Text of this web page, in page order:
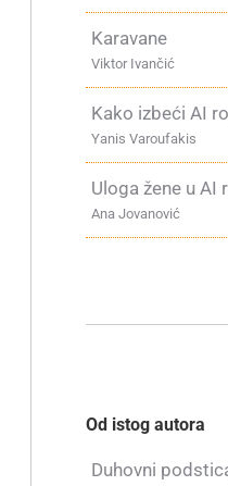
Karavane
Viktor Ivančić
Kako izbeći AI
Yanis Varoufakis
Uloga žene u AI
Ana Jovanović
Od istog autora
Duhovni